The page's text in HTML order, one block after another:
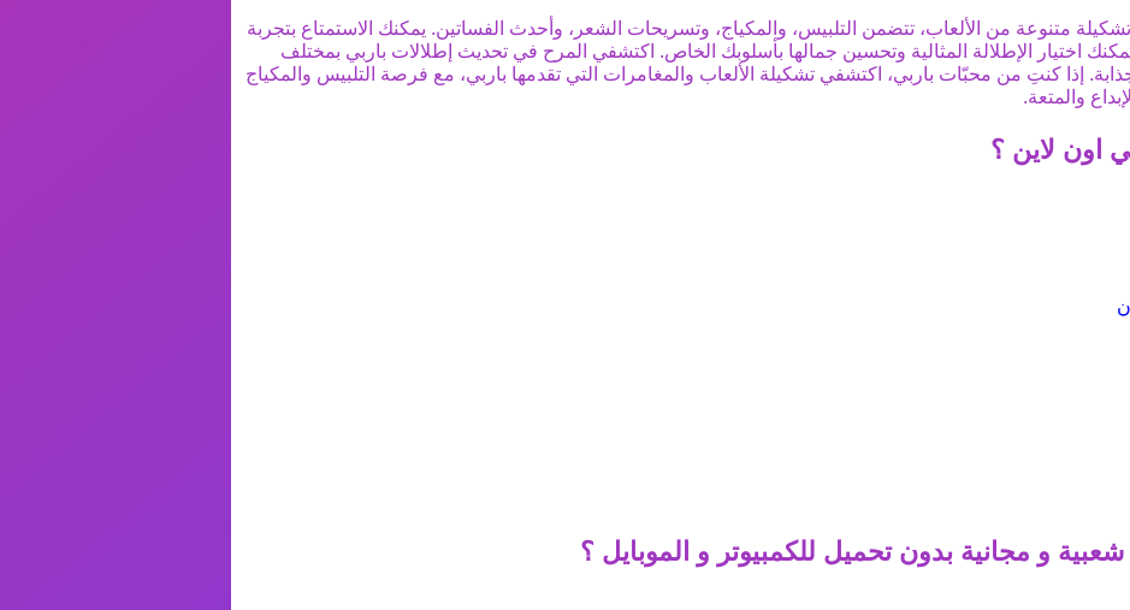
متنوعة من الألعاب، تتضمن التلبيس، والمكياج، وتسريحات الشعر، وأحدث الفساتين. يمكنك الاستمتاع بتجربة
يُمكنك اختيار الإطلالة المثالية وتحسين جمالها بأسلوبك الخاص. اكتشفي المرح في تحديث إطلالات باربي بمختلف
إذا كنتِ من محبّات باربي، اكتشفي تشكيلة الألعاب والمغامرات التي تقدمها باربي، مع فرصة التلبيس والمكياج
والمتعة.
اون لاين ؟
شعبية و مجانية بدون تحميل للكمبيوتر و الموبايل ؟